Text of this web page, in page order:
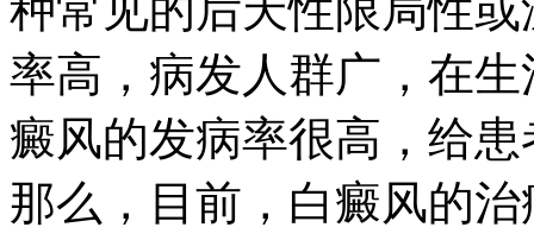
种常见的后天性限局性
率高，病发人群广，在
癜风的发病率很高，给
那么，目前，白癜风的